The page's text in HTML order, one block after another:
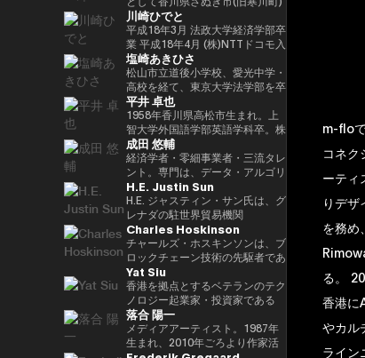
に生まれる 昭和63(1988)年 高松
高校卒業 平成5(1993)年 東京大
学法学部卒業、同年大蔵省入省
※1 平成9(1997)年 米国ハーバー
ド大学大学院(ケネディースクー
ル)修了 平成17(2005)年 財務省を
退職し、第44回衆院選に立候
補。70,177票を得るも惜敗 平成
21(2009)年 4年間の浪人生活を経
て、第45回衆院選で109,863票を
得て初当選 平成24(2012)年 第46
回衆院選で79,153票を得て2期目
当選 平成26(2014)年 第47回衆院
選で78,797票を得て3期目当選 平
成28(2016)年 民進党代表選に出
馬。党幹事長代理を拝命 平成
29(2017)年 第48回衆院選で
82,345票を得て4期目当選(希望
の党公認、香川2区) 希望の党共
同代表選に出馬。希望の党代表
(11月〜) 平成30(2018)年 国民民
主党共同代表(5月~9月) 国民民主
党代表(9月~) 令和2(2020)年 分党
を経て新国民民主党設立、代表に
川崎ひでと
平成18年3月 法政大学経済学部卒
業 平成18年4月 (株)NTTドコモ入
社 平成29年8月 衆議院議員川崎
二郎秘書 令和3年10月 第49回衆
議院議員総選挙において初当選
令和6年10月 第50回衆議院議員
総選挙において2期目の当選 令和
6年11月 総務大臣政務官（第二次
石破内閣） 令和7年10月 デジタ
ル大臣政務官、内閣府大臣政務官
（第1次高市内閣） 令和8年2月
デジタル大臣政務官、内閣府大臣
政務官（第2次高市内閣）
塩崎あきひさ
松山市立道後小学校、愛光中学・
高校を経て、東京大学法学部を卒
業後、長島・大野・常松法律事務
所のパートナー弁護士。 2021
年、衆議院総選挙（愛媛1区）に
て初当選。元厚労大臣政務官。党
内では、副幹事長を経験した後、
国会対策副委員長に就任。インテ
リジェンス戦略本部、科学技術イ
ノベーション戦略本部、AI・
Web3小委員会の各事務局長。
平井 卓也
1958年香川県高松市生まれ。上
智大学外国語学部英語学科卒。株
式会社電通、西日本放送代表取締
役社長等を経て、2000年、第42
回衆議院選挙で初当選。以来、連
続10回当選。自民党経産・総務
部会長、政務調査会副会長、内閣
府（IT担当）大臣政務官、国土交
通副大臣、内閣常任委員長等を歴
任し、自民党IT戦略特命委員会委
員長として、自民党のIT政策を主
導。平成30年10月第4次安倍改造
内閣にてIT担当大臣、内閣府特命
担当(科学技術・知的財産戦略・
クールジャパン戦略・宇宙政策)
大臣就任。令和2年菅内閣にてデ
ジタル改革担当大臣就任。令和3
成田 悠輔
経済学者・零細事業者・三流タレ
ント。専門は、データ・アルゴリ
ズム・ポエム・思想を組み合わせ
たビジネスと公共政策の想像とデ
ザイン。多分野の学術誌・学会に
研究を発表、多くの企業や自治体
と共同事業を行う。報道・討論・
お笑い・アート・ファッションな
ど多様な動画や雑誌の企画や出演
にも関わる。著書『22世紀の資
本主義：やがてお金は絶滅する』
『22世紀の民主主義：選挙はア
ルゴリズムになり、政治家はネコ
になる』、番組「成田悠輔と愛す
H.E. Justin Sun
H.E. ジャスティン・サン氏は、グ
レナダの駐世界貿易機関
（WTO）大使および元常駐代表
であり、世界をリードするブロッ
クチェーンおよびDAOである
TRON の創設者、さらに世界最
大級の暗号資産取引所の一つ
HTX のアドバイザーを務めてい
ます。 アリババ創業者ジャッ
ク・マー氏の薫陶を受けた人物と
しても知られ、2025年4月には、
Charles Hoskinson
チャールズ・ホスキンソンは、ブ
ロックチェーン技術の先駆者であ
り、分散型プラットフォーム「カ
ルダノ（Cardano）」の創設者
です。元々はイーサリアムの共同
創設者の一人でもあり、数理論理
学と暗号学に強い背景を持ってい
ます。カルダノは学術的な研究と
Yat Siu
香港を拠点とするベテランのテク
ノロジー起業家・投資家である
Yat Siu氏は、Animoca Brands
の共同創業者兼エグゼクティブ・
チェアマンです。Animoca
落合 陽一
メディアアーティスト。1987年
生まれ、2010年ごろより作家活
m-flo
コネ
ーティ
りデ
を務め
る。
香港に
やカル
ライン